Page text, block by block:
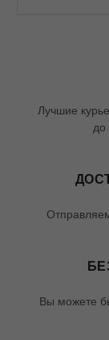
Лучшие
до
Вы можете